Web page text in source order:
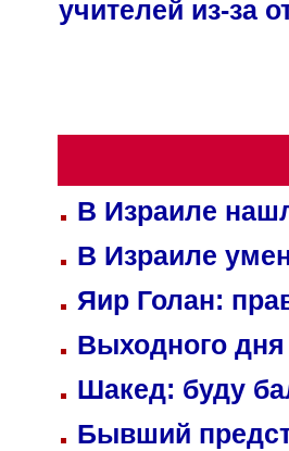
учителей из-за
В Израиле
В Израиле
Яир Голан:
Выходного
Шакед: буду
Бывший